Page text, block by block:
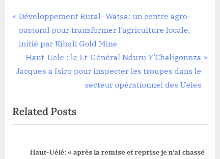
Politique
Navigation
de
l’article
P
r
e
i
s
P
Développement Rural- Watsa: un centre agro-
pastoral pour transformer l’agriculture locale,
initié par Kibali Gold Mine
N
e
P
o
Haut-Uele : le Lt-Général Nduru Y’Chaligonnza
Jacques à Isiro pour inspecter les troupes dans le
secteur opérationnel des Ueles
Related Posts
Haut-Uélé: « après la remise et reprise je n’ai chassé